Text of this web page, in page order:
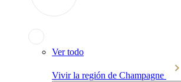
Ver todo
Vivir la región de Champagne